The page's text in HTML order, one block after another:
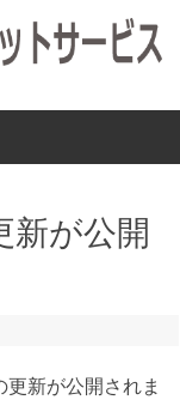
新が公開
新が公開されま